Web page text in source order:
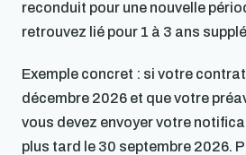
reconduit pour une nouvelle
retrouvez lié pour 1 à 3 ans
Exemple concret : si votre
décembre 2026 et que votre
vous devez envoyer votre
plus tard le 30 septembre 2026.